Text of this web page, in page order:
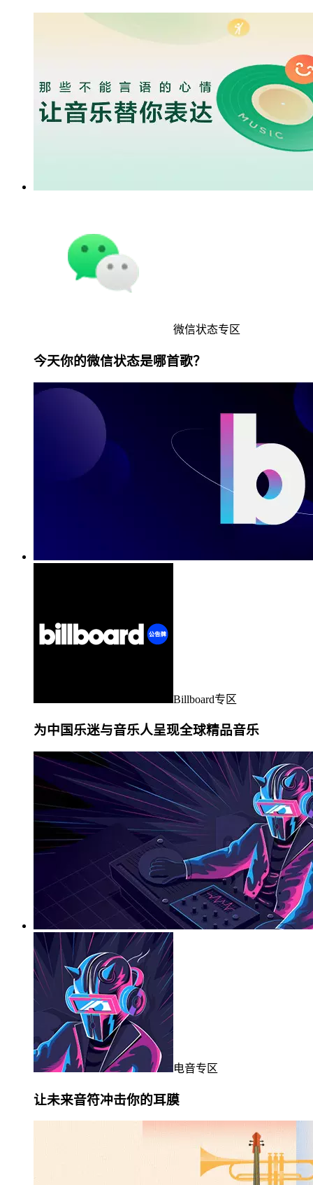
微信状态专区
今天你的微信状态是哪首歌？
Billboard专区
为中国乐迷与音乐人呈现全球精品音乐
电音专区
让未来音符冲击你的耳膜